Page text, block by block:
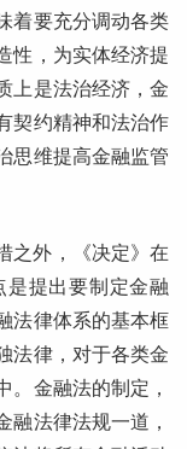
着要充分调动各类
性，为实体经济提
上是法治经济，金
契约精神和法治作
思维提高金融监管
之外，《决定》在
提出要制定金融
法律体系的基本框
法律，对于各类金
。金融法的制定，
融法律法规一道，